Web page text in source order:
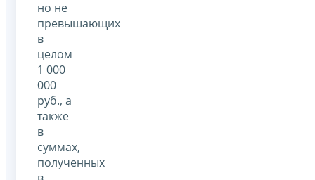
но не
превышающих
в
целом
1 000
000
руб., а
также
в
суммах,
полученных